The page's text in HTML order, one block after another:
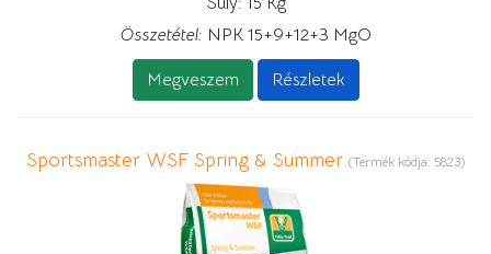
Összetétel: NPK 15+9+12+3 MgO
Megveszem Részletek
Sportsmaster WSF Spring & Summer (Termék kódja: 5823)